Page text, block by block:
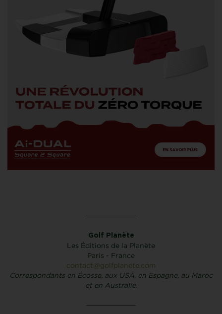
Golf Planète
Les Éditions de la Planète
Paris - France
contact@golfplanete.com
Correspondants en Écosse, aux USA, en Espagne, au Maroc
et en Australie.